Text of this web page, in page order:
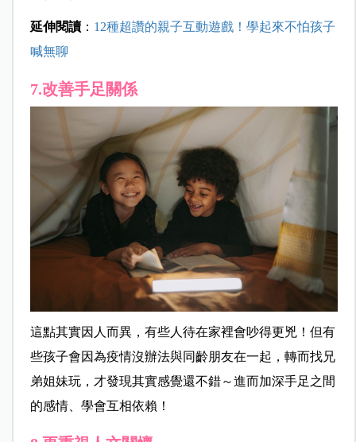
延伸閱讀： 12種超讚的親子互動遊戲！學起來不怕孩子
喊無聊
7.改善手足關係
這點其實因人而異，有些人待在家裡會吵得更兇！但有
些孩子會因為疫情沒辦法與同齡朋友在一起，轉而找兄
弟姐妹玩，才發現其實感覺還不錯～進而加深手足之間
的感情、學會互相依賴！